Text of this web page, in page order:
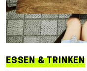
ESSEN & TRINKEN